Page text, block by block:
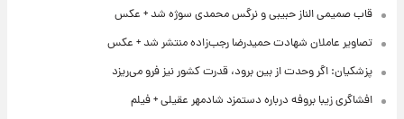
قاب صمیمی الناز حبیبی و نرگس محمدی سوژه شد + عکس
تصاویر عاملان شهادت حمیدرضا رجب‌زاده منتشر شد + عکس
پزشکیان: اگر وحدت از بین برود، قدرت کشور نیز فرو می‌ریزد
افشاگری زیبا بروفه درباره دستمزد شادمهر عقیلی + فیلم